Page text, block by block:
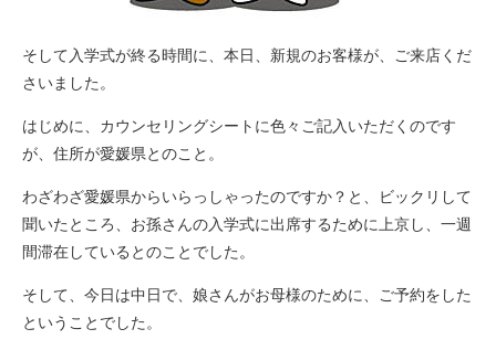
そして入学式が終る時間に、本日、新規のお客様が、ご来店くだ
さいました。
はじめに、カウンセリングシートに色々ご記入いただくのです
が、住所が愛媛県とのこと。
わざわざ愛媛県からいらっしゃったのですか？と、ビックリして
聞いたところ、お孫さんの入学式に出席するために上京し、一週
間滞在しているとのことでした。
そして、今日は中日で、娘さんがお母様のために、ご予約をした
ということでした。